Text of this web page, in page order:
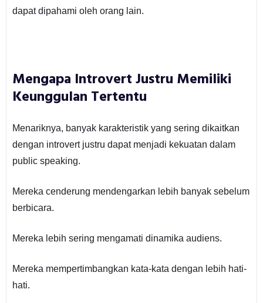
dapat dipahami oleh orang lain.
Mengapa Introvert Justru Memiliki
Keunggulan Tertentu
Menariknya, banyak karakteristik yang sering dikaitkan
dengan introvert justru dapat menjadi kekuatan dalam
public speaking.
Mereka cenderung mendengarkan lebih banyak sebelum
berbicara.
Mereka lebih sering mengamati dinamika audiens.
Mereka mempertimbangkan kata-kata dengan lebih hati-
hati.